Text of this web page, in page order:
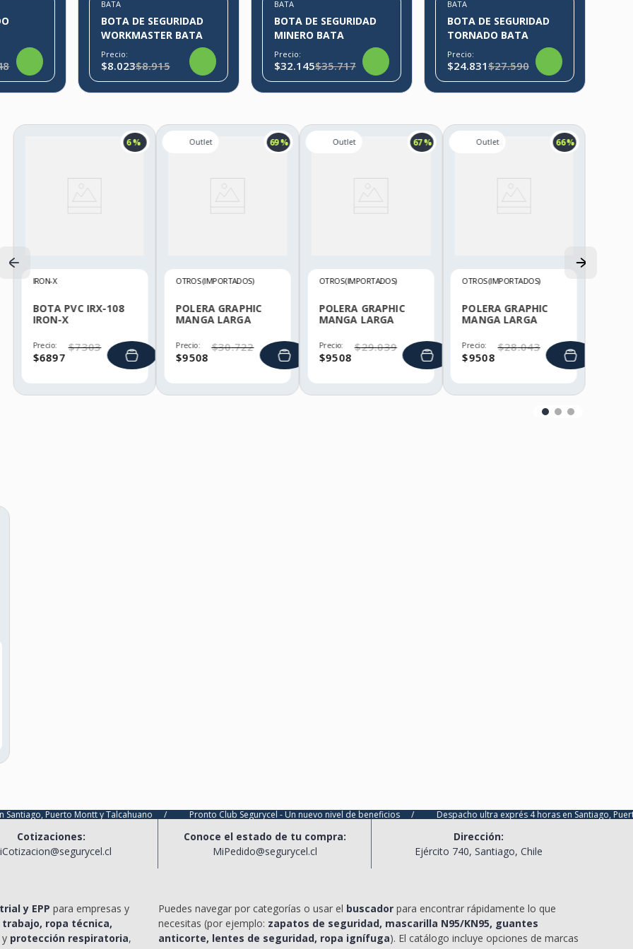
BATA
BOTA DE SEGURIDAD
WORKMASTER BATA
Precio:
$8.023$8.915
BATA
BOTA DE SEGURIDAD
MINERO BATA
Precio:
$32.145$35.717
BATA
BOTA DE SEGURIDAD
TORNADO BATA
Precio:
$24.831$27.590
6 %
IRON-X
BOTA PVC IRX-108
IRON-X
Precio:
$6897
$7303
69 %
OTROS (IMPORTADOS)
POLERA GRAPHIC
MANGA LARGA
Precio:
$9508
$30.722
67 %
OTROS (IMPORTADOS)
POLERA GRAPHIC
MANGA LARGA
Precio:
$9508
$29.039
66 %
OTROS (IMPORTADOS)
POLERA GRAPHIC
MANGA LARGA
Precio:
$9508
$28.043
Montt y Talcahuano / Pronto Club Segurycel - Un nuevo nivel de beneficios / Despacho ultra exprés 4 horas en Santiago, Puerto Montt y
Cotizaciones:
Conoce el estado de tu compra:
MiPedido@segurycel.cl
Dirección:
Ejército 740, Santiago, Chile
y EPP para empresas y
trabajo, ropa técnica,
y protección respiratoria,
Puedes navegar por categorías o usar el buscador para encontrar rápidamente lo que
necesitas (por ejemplo: zapatos de seguridad, mascarilla N95/KN95, guantes
anticorte, lentes de seguridad, ropa ignífuga). El catálogo incluye opciones de marcas